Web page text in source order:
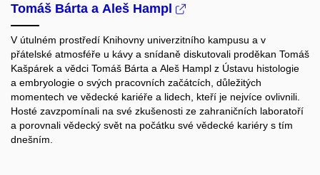
Tomáš Bárta a Aleš Hampl
V útulném prostředí Knihovny univerzitního kampusu a v
přátelské atmosféře u kávy a snídaně diskutovali proděkan Tomáš
Kašpárek a vědci Tomáš Bárta a Aleš Hampl z Ústavu histologie
a embryologie o svých pracovních začátcích, důležitých
momentech ve vědecké kariéře a lidech, kteří je nejvíce ovlivnili.
Hosté zavzpomínali na své zkušenosti ze zahraničních laboratoří
a porovnali vědecký svět na počátku své vědecké kariéry s tím
dnešním.